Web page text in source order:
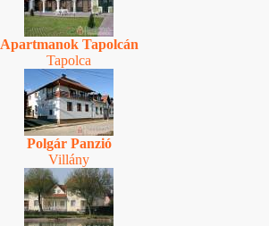
Apartmanok Tapolcán
Tapolca
Polgár Panzió
Villány